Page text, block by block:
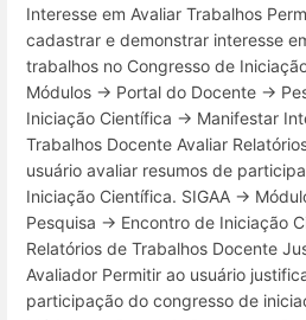
Interesse em Avaliar Trabalhos
cadastrar e demonstrar interesse
trabalhos no Congresso de
Módulos → Portal do Docente →
Iniciação Científica → Manifestar
Trabalhos Docente Avaliar
usuário avaliar resumos de
Iniciação Científica. SIGAA →
Pesquisa → Encontro de Iniciação
Relatórios de Trabalhos Docente
Avaliador Permitir ao usuário
participação do congresso de